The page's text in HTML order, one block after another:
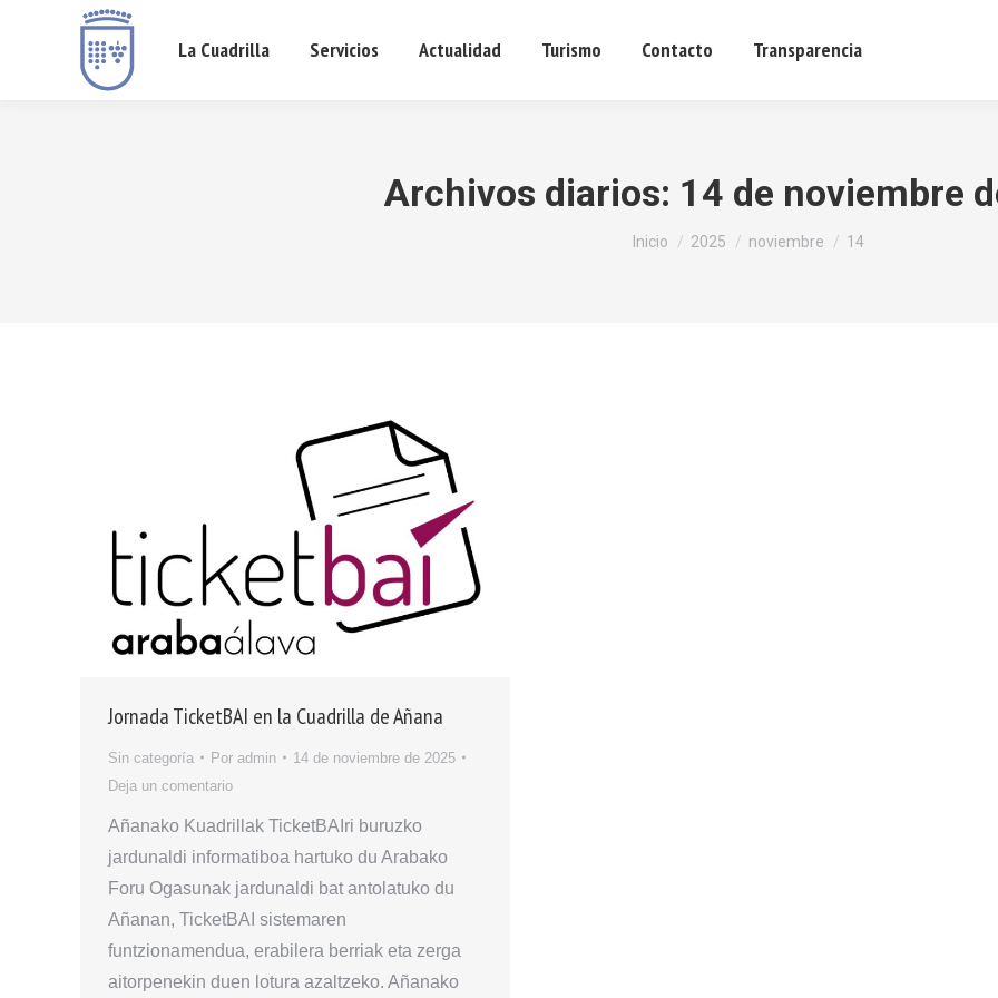
La Cuadrilla Servicios Actualidad Turismo Contacto Transparencia
Archivos diarios: 14 de noviembre
Estás aquí:
Inicio 2025 noviembre 14
Jornada TicketBAI en la Cuadrilla de Añana
Sin categoría Por admin
14 de noviembre de 2025
Deja un comentario
Añanako Kuadrillak TicketBAIri buruzko
jardunaldi informatiboa hartuko du Arabako
Foru Ogasunak jardunaldi bat antolatuko du
Añanan, TicketBAI sistemaren
funtzionamendua, erabilera berriak eta zerga
aitorpenekin duen lotura azaltzeko. Añanako